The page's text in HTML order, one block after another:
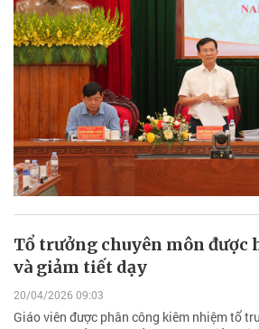
Tổ trưởng chuyên môn được
và giảm tiết dạy
20/04/2026 09:03
Giáo viên được phân công kiêm nhiệm tổ